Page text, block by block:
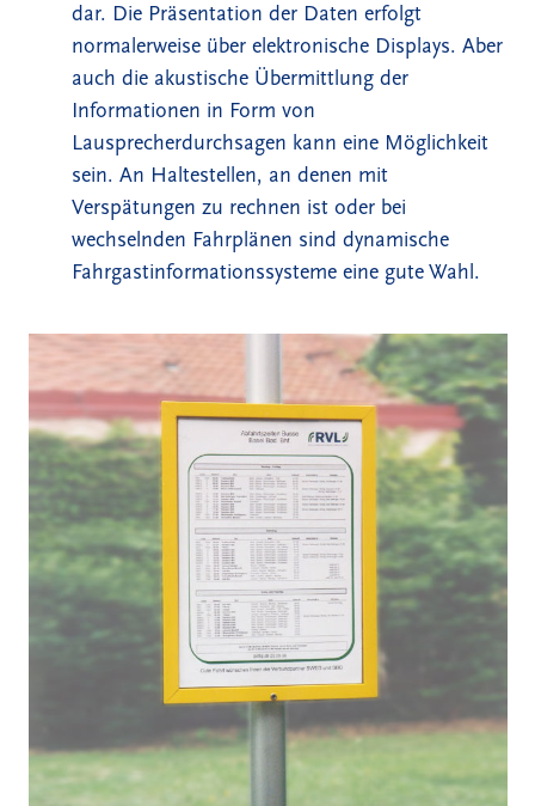
dar. Die Präsentation der Daten erfolgt
normalerweise über elektronische Displays. Aber
auch die akustische Übermittlung der
Informationen in Form von
Lausprecherdurchsagen kann eine Möglichkeit
sein. An Haltestellen, an denen mit
Verspätungen zu rechnen ist oder bei
wechselnden Fahrplänen sind dynamische
Fahrgastinformationssysteme eine gute Wahl.